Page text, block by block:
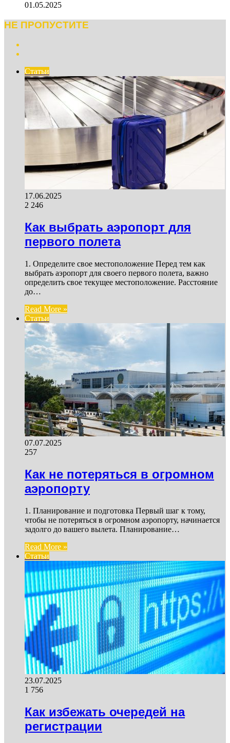
01.05.2025
НЕ ПРОПУСТИТЕ
Статьи
17.06.2025
2 246
Как выбрать аэропорт для
первого полета
1. Определите свое местоположение Перед тем как
выбрать аэропорт для своего первого полета, важно
определить свое текущее местоположение. Расстояние
до…
Read More »
Статьи
07.07.2025
257
Как не потеряться в огромном
аэропорту
1. Планирование и подготовка Первый шаг к тому,
чтобы не потеряться в огромном аэропорту, начинается
задолго до вашего вылета. Планирование…
Read More »
Статьи
23.07.2025
1 756
Как избежать очередей на
регистрации